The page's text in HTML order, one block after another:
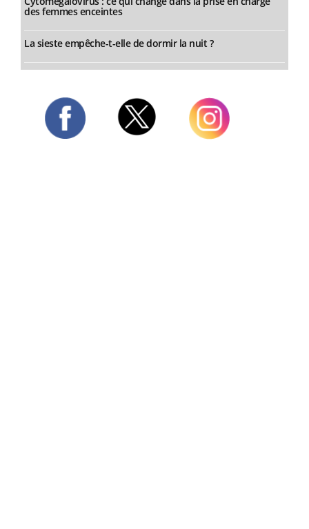
des femmes enceintes
La sieste empêche-t-elle de dormir la nuit ?